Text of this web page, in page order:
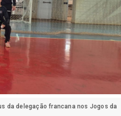
da delegação francana nos Jogos da